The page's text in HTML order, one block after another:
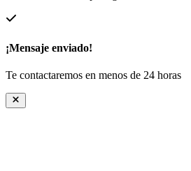
¡Mensaje enviado!
Te contactaremos en menos de 24 horas